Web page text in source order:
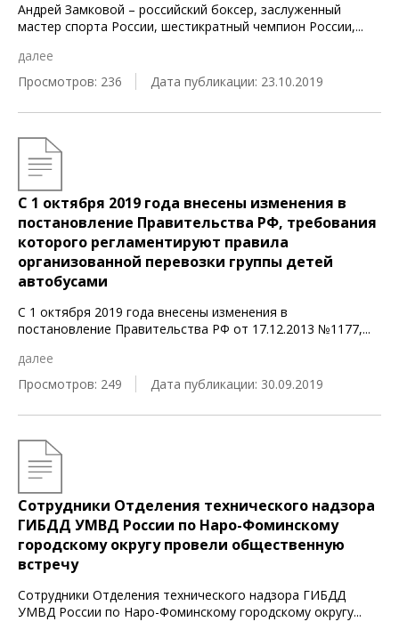
Андрей Замковой – российский боксер, заслуженный
мастер спорта России, шестикратный чемпион России,...
далее
Просмотров: 236
Дата публикации: 23.10.2019
С 1 октября 2019 года внесены изменения в
постановление Правительства РФ, требования
которого регламентируют правила
организованной перевозки группы детей
автобусами
С 1 октября 2019 года внесены изменения в
постановление Правительства РФ от 17.12.2013 №1177,...
далее
Просмотров: 249
Дата публикации: 30.09.2019
Сотрудники Отделения технического надзора
ГИБДД УМВД России по Наро-Фоминскому
городскому округу провели общественную
встречу
Сотрудники Отделения технического надзора ГИБДД
УМВД России по Наро-Фоминскому городскому округу...